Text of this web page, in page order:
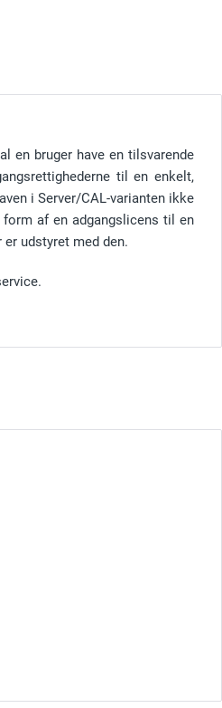
en bruger have en tilsvarende
til en enkelt,
i Server/CAL-varianten ikke
af en adgangslicens til en
udstyret med den.